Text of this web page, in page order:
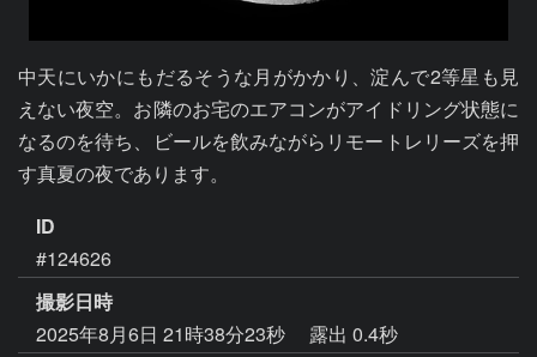
中天にいかにもだるそうな月がかかり、淀んで2等星も見
えない夜空。お隣のお宅のエアコンがアイドリング状態に
なるのを待ち、ビールを飲みながらリモートレリーズを押
す真夏の夜であります。
ID
#124626
撮影日時
2025年8月6日 21時38分23秒
露出 0.4秒